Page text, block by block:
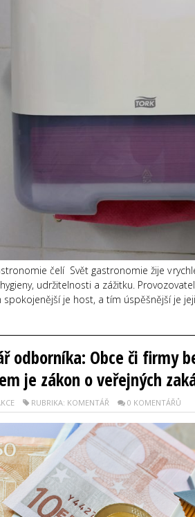
čelí Svět gastronomie žije v
udržitelnosti a zážitku.
spokojenější je host, a tím úspěšnější je
odborníka: Obce či firmy
je zákon o veřejných
RUBRIKA: KOMENTÁŘ 0 KOMENTÁŘŮ